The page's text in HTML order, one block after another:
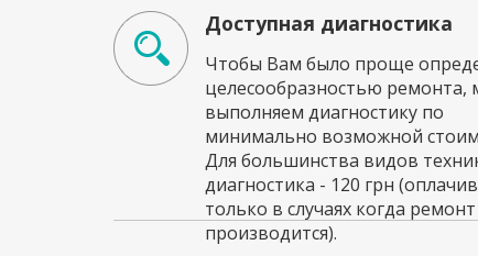
Доступная диагностика
Чтобы Вам было проще
целесообразностью ремонта,
выполняем диагностику по
минимально возможной
Для большинства видов
диагностика - 120 грн
только в случаях когда
производится).